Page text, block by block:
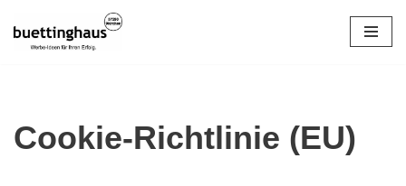
Zum
Cookie-Richtlinie (EU)